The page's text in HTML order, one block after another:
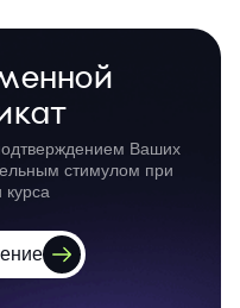
Ваших
стимулом при